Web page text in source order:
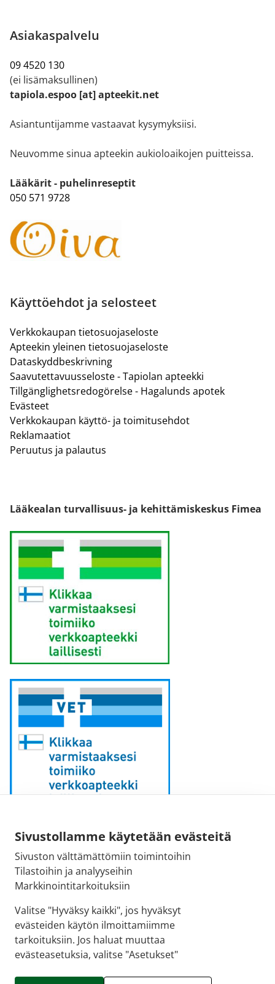
Sivustollamme käytetään evästeitä
Sivuston välttämättömiin toimintoihin
Tilastoihin ja analyyseihin
Markkinointitarkoituksiin
Valitse "Hyväksy kaikki", jos hyväksyt
evästeiden käytön ilmoittamiimme
tarkoituksiin. Jos haluat muuttaa
evästeasetuksia, valitse "Asetukset"
Asiakaspalvelu
09 4520 130
(ei lisämaksullinen)
tapiola.espoo [at] apteekit.net
Asiantuntijamme vastaavat kysymyksiisi.
Neuvomme sinua apteekin aukioloaikojen puitteissa.
Lääkärit - puhelinreseptit
050 571 9728
Käyttöehdot ja selosteet
Verkkokaupan tietosuojaseloste
Apteekin yleinen tietosuojaseloste
Dataskyddbeskrivning
Saavutettavuusseloste - Tapiolan apteekki
Tillgänglighetsredogörelse - Hagalunds apotek
Evästeet
Verkkokaupan käyttö- ja toimitusehdot
Reklamaatiot
Peruutus ja palautus
Lääkealan turvallisuus- ja kehittämiskeskus Fimea
Sähköpostiosoite:
kirjaamo [at] fimea.fi
Fimean vaihde:
029 522 3341